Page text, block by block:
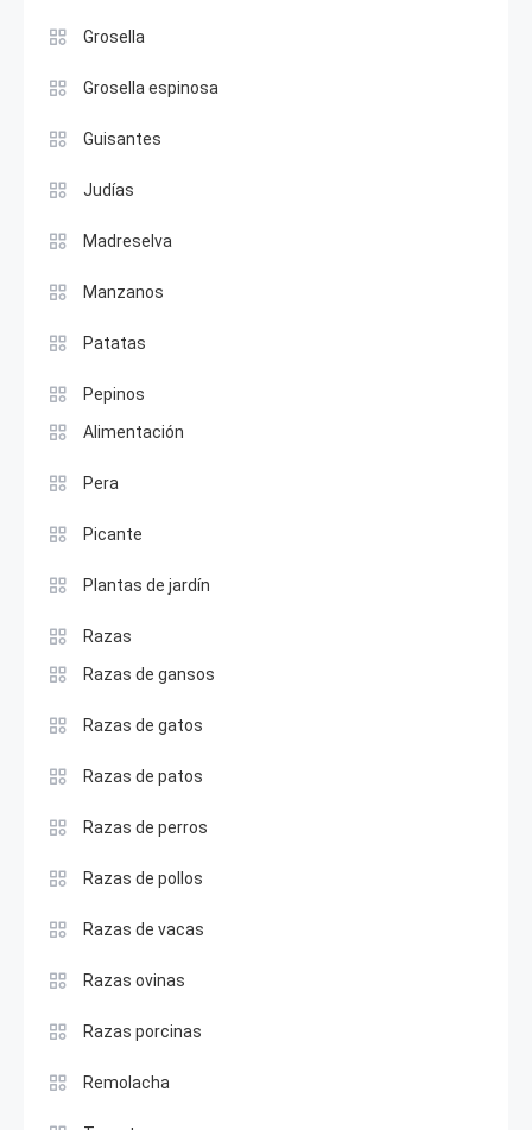
Grosella
Grosella espinosa
Guisantes
Judías
Madreselva
Manzanos
Patatas
Pepinos
Alimentación
Pera
Picante
Plantas de jardín
Razas
Razas de gansos
Razas de gatos
Razas de patos
Razas de perros
Razas de pollos
Razas de vacas
Razas ovinas
Razas porcinas
Remolacha